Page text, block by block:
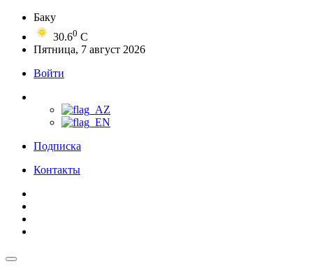
Баку
30.60 C
Пятница, 7 август 2026
Войти
Подписка
Контакты